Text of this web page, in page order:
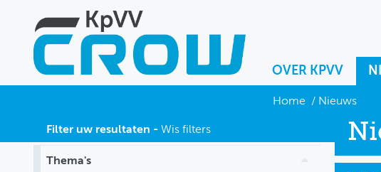
OVER KPVV
NIEUWS
KENNIS
Home / Nieuws
Filter uw resultaten - Wis filters
Thema's